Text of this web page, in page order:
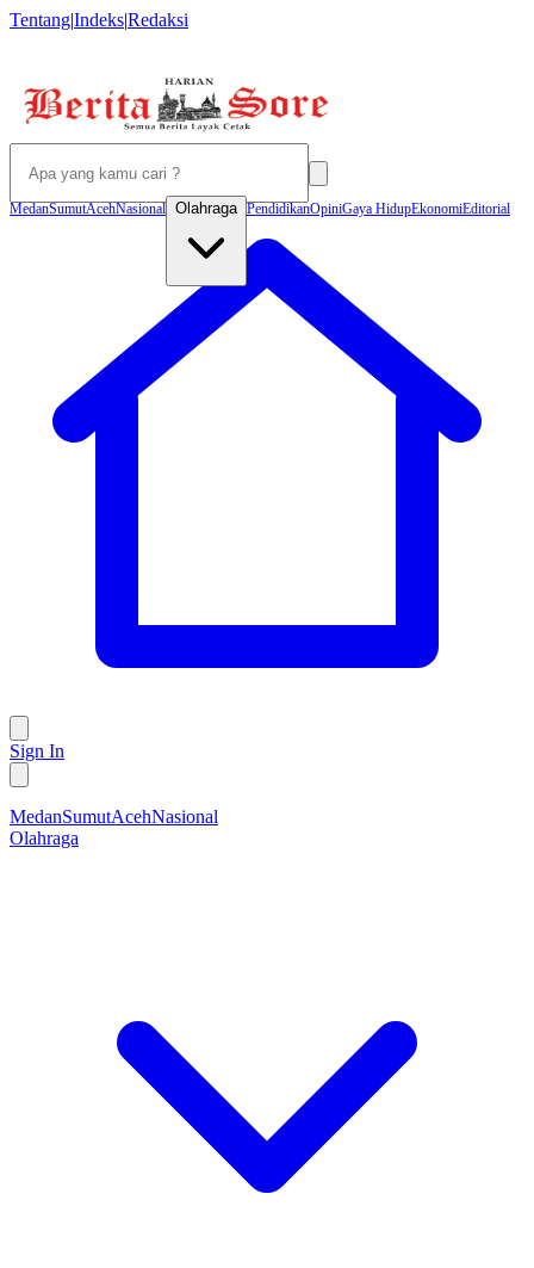
Tentang|Indeks|Redaksi
MedanSumutAcehNasional Olahraga PendidikanOpiniGaya HidupEkonomiEditorial
Sign In
MedanSumutAcehNasional
Olahraga